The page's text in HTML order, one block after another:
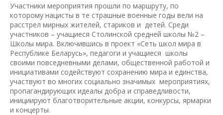
Участники мероприятия прошли по маршруту, по
которому нацисты в те страшные военные годы вели на
расстрел мирных жителей, стариков и детей. Среди
участников – учащиеся Столинской средней школы №2 –
Школы мира. Включившись в проект «Сеть школ мира в
Республике Беларусь», педагоги и учащиеся школы
своими повседневными делами, общественной работой и
инициативами содействуют сохранению мира и единства,
участвуют во многих социально значимых мероприятиях,
пропагандирующих идеалы добра и справедливости,
инициируют благотворительные акции, конкурсы, ярмарки
и концерты.